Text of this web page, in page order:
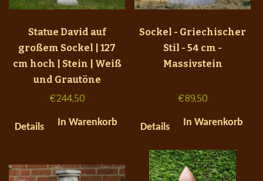
Statue David auf
großem Sockel | 127
cm hoch | Stein | Weiß
und Grautöne
€244,50
Details In Warenkorb
Sockel - Griechischer
Stil - 54 cm -
Massivstein
€89,50
Details In Warenkorb